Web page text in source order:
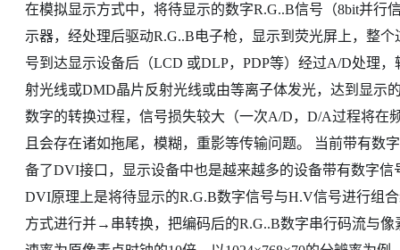
在模拟显示方式中，将待显示的数字R.G..B信号（8bit并
示器，经处理后驱动R.G..B电子枪，显示到荧光屏上，整
号到达显示设备后（LCD 或DLP，PDP等）经过A/D处理
射光线或DMD晶片反射光线或由等离子体发光，达到显
数字的转换过程，信号损失较大（一次A/D，D/A过程将在
且会存在诸如拖尾，模糊，重影等传输问题。 当前带有数
备了DVI接口，显示设备中也是越来越多的设备带有数字
DVI原理上是将待显示的R.G.B数字信号与H.V信号进行组
方式进行并→串转换，把编码后的R.G..B数字串行码流与